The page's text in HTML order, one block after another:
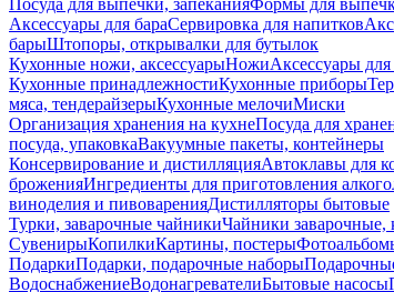
Посуда для выпечки, запеканияФормы для
Аксессуары для бараСервировка для напитков
барыШтопоры, открывалки для бутылок
Кухонные ножи, аксессуарыНожиАксессуары
Кухонные принадлежностиКухонные приборы
мяса, тендерайзерыКухонные мелочиМиски
Организация хранения на кухнеПосуда для
посуда, упаковкаВакуумные пакеты, контейнеры
Консервирование и дистилляцияАвтоклавы для
броженияИнгредиенты для приготовления
виноделия и пивоваренияДистилляторы бытовые
Турки, заварочные чайникиЧайники заварочные,
СувенирыКопилкиКартины, постеры
ПодаркиПодарки, подарочные наборы
ВодоснабжениеВодонагревателиБытовые насосы